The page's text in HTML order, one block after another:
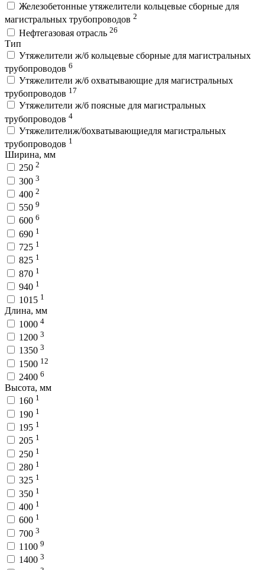
Железобетонные утяжелители кольцевые сборные для
магистральных трубопроводов 2
Нефтегазовая отрасль 26
Тип
Утяжелители ж/б кольцевые сборные для магистральных
трубопроводов 6
Утяжелители ж/б охватывающие для магистральных
трубопроводов 17
Утяжелители ж/б поясные для магистральных
трубопроводов 4
Утяжелителиж/бохватывающиедля магистральных
трубопроводов 1
Ширина, мм
250 2
300 3
400 2
550 9
600 6
690 1
725 1
825 1
870 1
940 1
1015 1
Длина, мм
1000 4
1200 3
1350 3
1500 12
2400 6
Высота, мм
160 1
190 1
195 1
205 1
250 1
280 1
325 1
350 1
400 1
600 1
700 3
1100 9
1400 3